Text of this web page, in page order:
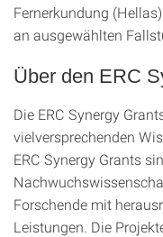
Fernerkundung
an ausgewählten
Über den ERC
Die ERC Synergy
vielversprechenden
ERC Synergy Grants
Forschende mit
Leistungen. Die